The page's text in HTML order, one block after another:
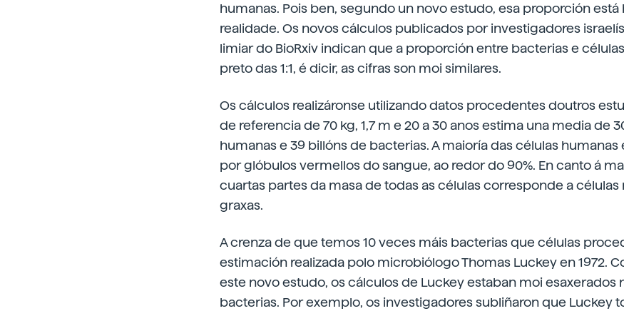
humanas. Pois ben, segundo un novo estudo, esa proporción está
realidade. Os novos cálculos publicados por investigadores
limiar do BioRxiv indican que a proporción entre bacterias e
preto das 1:1, é dicir, as cifras son moi similares.
Os cálculos realizáronse utilizando datos procedentes doutros
de referencia de 70 kg, 1,7 m e 20 a 30 anos estima una media de
humanas e 39 billóns de bacterias. A maioría das células
por glóbulos vermellos do sangue, ao redor do 90%. En canto á
cuartas partes da masa de todas as células corresponde a células
graxas.
A crenza de que temos 10 veces máis bacterias que células
estimación realizada polo microbiólogo Thomas Luckey en 1972.
este novo estudo, os cálculos de Luckey estaban moi esaxerados
bacterias. Por exemplo, os investigadores subliñaron que Luckey